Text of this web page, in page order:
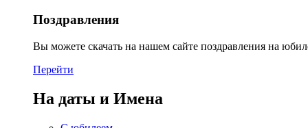
Поздравления
Вы можете скачать на нашем сайте поздравления на
Перейти
На даты и Имена